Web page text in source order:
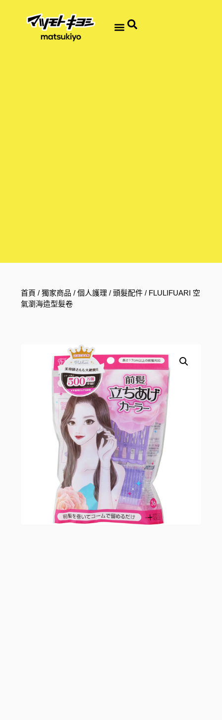
首頁 /獨家商品 /個人護理 /頭髮配件 / FLULIFUARI 空
氣瀏海造型髮卷